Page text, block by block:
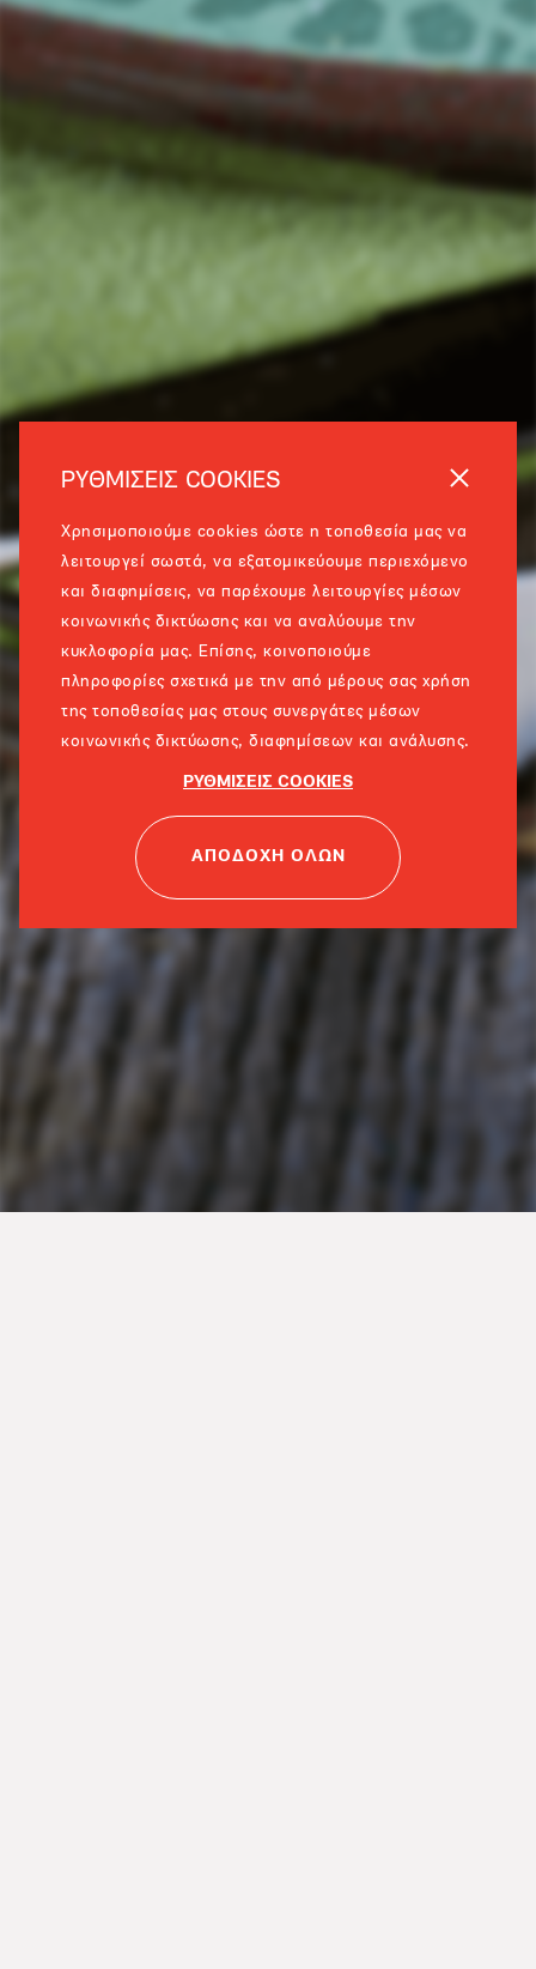
ΡΥΘΜΙΣΕΙΣ COOKIES
Χρησιμοποιούμε cookies ώστε η τοποθεσία μας να
λειτουργεί σωστά, να εξατομικεύουμε περιεχόμενο
και διαφημίσεις, να παρέχουμε λειτουργίες μέσων
κοινωνικής δικτύωσης και να αναλύουμε την
κυκλοφορία μας. Επίσης, κοινοποιούμε
πληροφορίες σχετικά με την από μέρους σας χρήση
της τοποθεσίας μας στους συνεργάτες μέσων
κοινωνικής δικτύωσης, διαφημίσεων και ανάλυσης.
ΡΥΘΜΙΣΕΙΣ COOKIES
ΑΠΟΔΟΧΗ ΟΛΩΝ